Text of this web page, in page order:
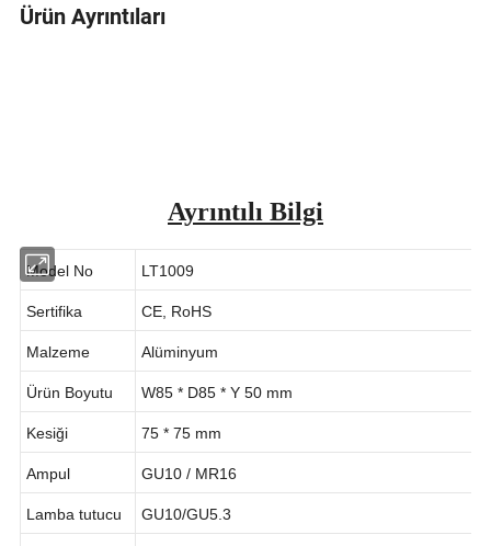
Ürün Ayrıntıları
Ayrıntılı Bilgi
Model No LT1009
Sertifika CE, RoHS
Malzeme Alüminyum
Ürün Boyutu W85 * D85 * Y 50 mm
Kesiği 75 * 75 mm
Ampul GU10 / MR16